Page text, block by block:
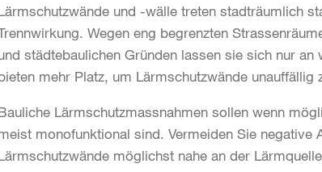
und -wälle treten stadträumlich
Wegen eng begrenzten
städtebaulichen Gründen lassen sie sich nur
mehr Platz, um Lärmschutzwände unauffällig
Lärmschutzmassnahmen sollen wenn
monofunktional sind. Vermeiden Sie negative
möglichst nahe an der